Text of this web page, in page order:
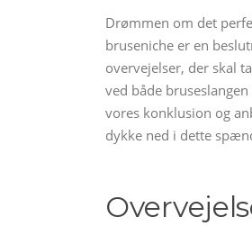
Drømmen om det
bruseniche er en
overvejelser, der skal
ved både
vores konklusion og
dykke ned i dette